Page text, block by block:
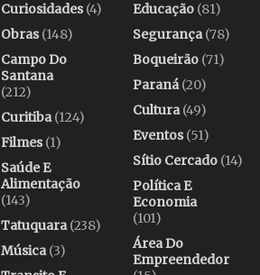
Curiosidades(4)
Obras(148)
Campo Do
Santana
(212)
Curitiba(124)
Filmes(1)
Saúde E
Alimentação
(143)
Tatuquara(238)
Música(3)
Educação (81)
Segurança(78)
Boqueirão (71)
Paraná(20)
Cultura(49)
Eventos(51)
Sítio Cercado (14)
Política E
Economia
(101)
Área Do
Empreendedor